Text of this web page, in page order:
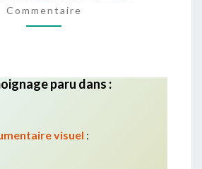
Commentaire
paru dans :
visuel :